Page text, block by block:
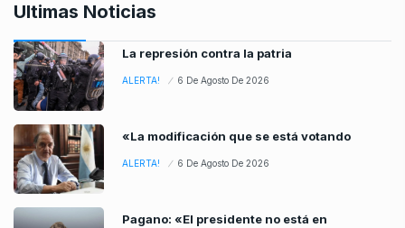
Ultimas Noticias
La represión contra la patria
ALERTA! 6 De Agosto De 2026
«La modificación que se está votando
ALERTA! 6 De Agosto De 2026
Pagano: «El presidente no está en